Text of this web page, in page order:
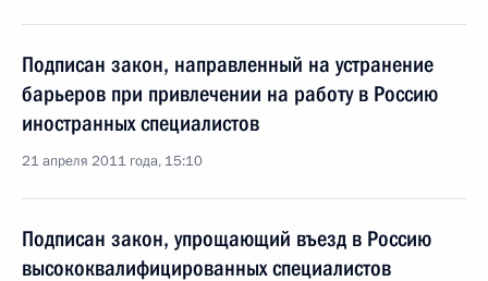
Подписан закон, направленный на устранение
барьеров при привлечении на работу в Россию
иностранных специалистов
21 апреля 2011 года, 15:10
Подписан закон, упрощающий въезд в Россию
высококвалифицированных специалистов